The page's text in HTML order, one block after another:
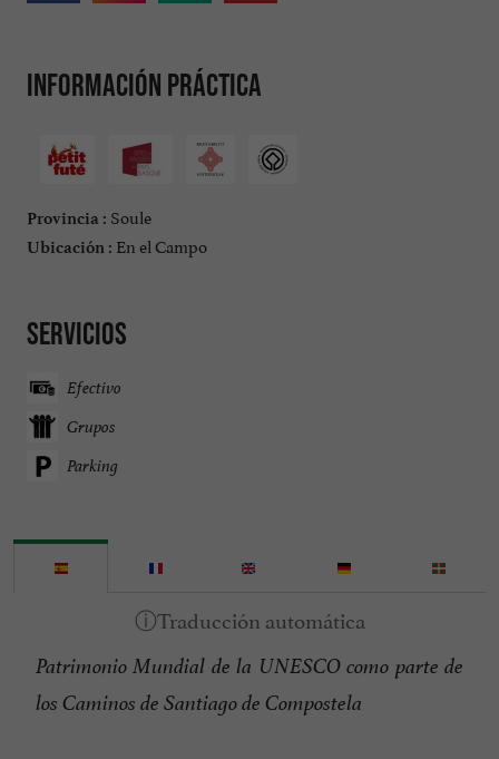
Información práctica
Provincia : Soule
Ubicación : En el Campo
Servicios
Efectivo
Grupos
Parking
Patrimonio Mundial de la UNESCO como parte de
los Caminos de Santiago de Compostela